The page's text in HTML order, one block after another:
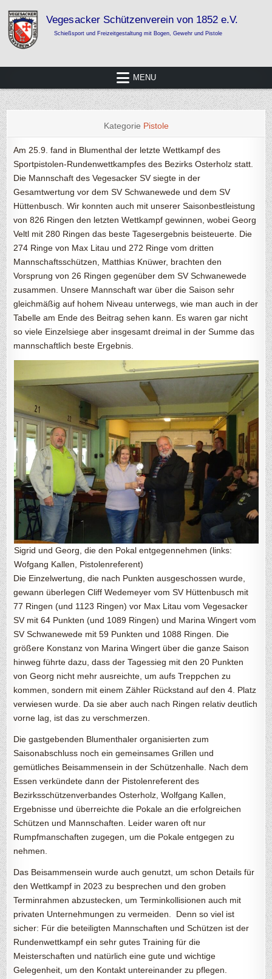
content
Vegesacker Schützenverein von 1852
e.V.
MENU
Kategorie Pistole
Am 25.9. fand in Blumenthal der letzte Wettkampf des
Sportpistolen-Rundenwettkampfes des Bezirks Osterholz statt.
Die Mannschaft des Vegesacker SV siegte in der
Gesamtwertung vor dem SV Schwanewede und dem SV
Hüttenbusch. Wir konnten auch mit unserer Saisonbestleistung
von 826 Ringen den letzten Wettkampf gewinnen, wobei Georg
Veltl mit 280 Ringen das beste Tagesergebnis beisteuerte. Die
274 Ringe von Max Litau und 272 Ringe vom dritten
Mannschaftsschützen, Matthias Knüwer, brachten den
Vorsprung von 26 Ringen gegenüber dem SV Schwanewede
zusammen. Unsere Mannschaft war über die Saison sehr
gleichmäßig auf hohem Niveau unterwegs, wie man auch in der
Tabelle am Ende des Beitrag sehen kann. Es waren gar nicht
so viele Einzelsiege aber insgesamt dreimal in der Summe das
mannschaftlich beste Ergebnis.
Sigrid und Georg, die den Pokal entgegennehmen (links:
Wofgang Kallen, Pistolenreferent)
Die Einzelwertung, die nach Punkten ausgeschossen wurde,
gewann überlegen Cliff Wedemeyer vom SV Hüttenbusch mit
77 Ringen (und 1123 Ringen) vor Max Litau vom Vegesacker
SV mit 64 Punkten (und 1089 Ringen) und Marina Wingert vom
SV Schwanewede mit 59 Punkten und 1088 Ringen. Die
größere Konstanz von Marina Wingert über die ganze Saison
hinweg führte dazu, dass der Tagessieg mit den 20 Punkten
von Georg nicht mehr ausreichte, um aufs Treppchen zu
kommen, sondern mit einem Zähler Rückstand auf den 4. Platz
verwiesen wurde. Da sie aber auch nach Ringen relativ deutlich
vorne lag, ist das zu verschmerzen.
Die gastgebenden Blumenthaler organisierten zum
Saisonabschluss noch ein gemeinsames Grillen und
gemütliches Beisammensein in der Schützenhalle. Nach dem
Essen verkündete dann der Pistolenreferent des
Bezirksschützenverbandes Osterholz, Wolfgang Kallen,
Ergebnisse und überreichte die Pokale an die erfolgreichen
Schützen und Mannschaften. Leider waren oft nur
Rumpfmanschaften zugegen, um die Pokale entgegen zu
nehmen.
Das Beisammensein wurde auch genutzt, um schon Details für
den Wettkampf in 2023 zu besprechen und den groben
Terminrahmen abzustecken, um Terminkollisionen auch mit
privaten Unternehmungen zu vermeiden. Denn so viel ist
sicher: Für die beteiligten Mannschaften und Schützen ist der
Rundenwettkampf ein sehr gutes Training für die
Meisterschaften und natürlich eine gute und wichtige
Gelegenheit, um den Kontakt untereinander zu pflegen.